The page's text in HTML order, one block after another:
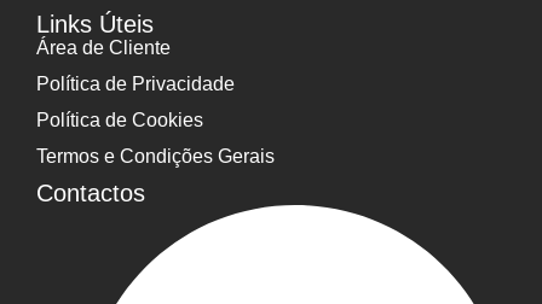
Links Úteis
Área de Cliente
Política de Privacidade
Política de Cookies
Termos e Condições Gerais
Contactos